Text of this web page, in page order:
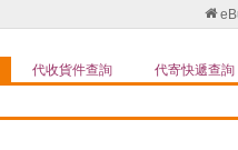

代收貨件查詢 代寄快遞查詢